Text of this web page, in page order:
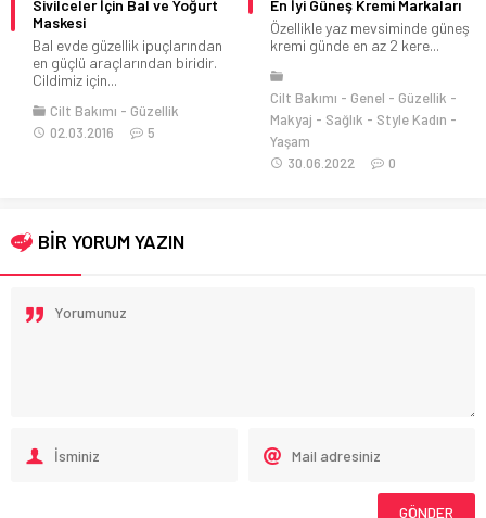
Sivilceler İçin Bal ve Yoğurt
Maskesi
Bal evde güzellik ipuçlarından
en güçlü araçlarından biridir.
Cildimiz için...
Cilt Bakımı
Güzellik
02.03.2016
5
En İyi Güneş Kremi Markaları
Özellikle yaz mevsiminde güneş
kremi günde en az 2 kere...
Cilt Bakımı Genel
Güzellik
Makyaj
Sağlık
Style Kadın
Yaşam
30.06.2022
0
BİR YORUM YAZIN